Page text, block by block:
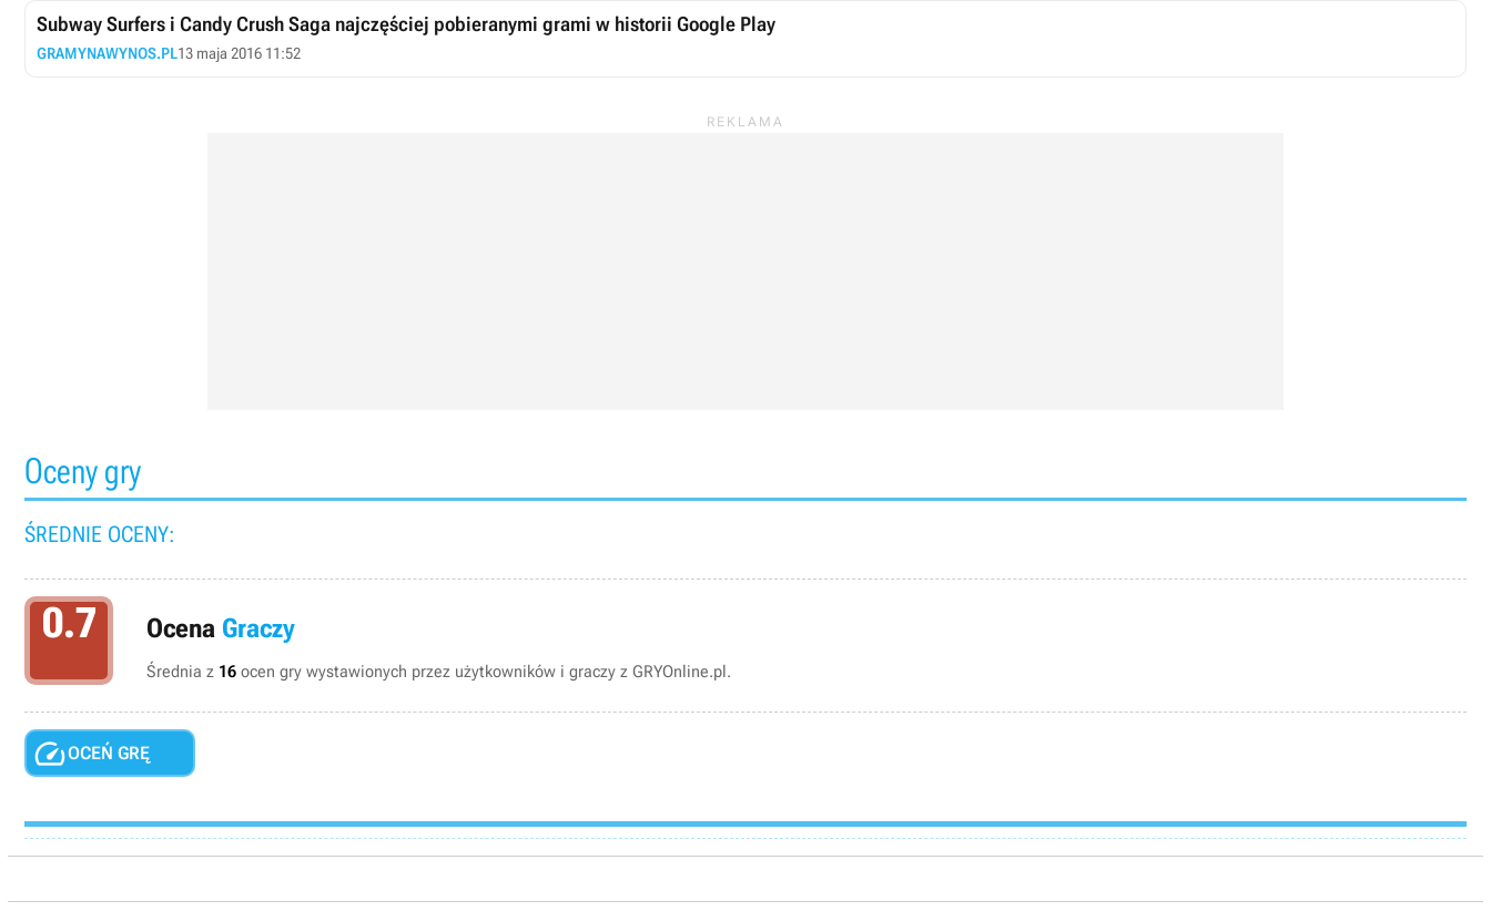
Subway Surfers i Candy Crush Saga najczęściej pobieranymi grami w historii Google Play
GRAMYNAWYNOS.PL13 maja 2016 11:52
Oceny gry
ŚREDNIE OCENY:
0.7 Ocena Graczy
Średnia z 16 ocen gry wystawionych przez użytkowników i graczy z GRYOnline.pl.
OCEŃ GRĘ